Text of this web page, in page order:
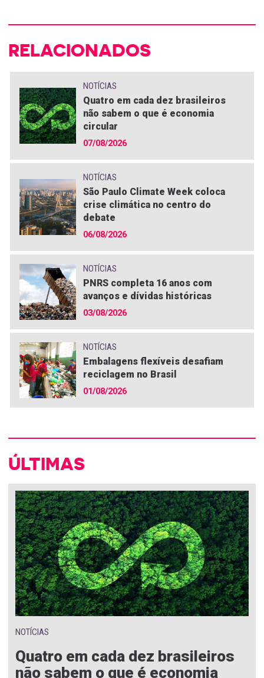
RELACIONADOS
NOTÍCIAS
Quatro em cada dez brasileiros
não sabem o que é economia
circular
07/08/2026
NOTÍCIAS
São Paulo Climate Week coloca
crise climática no centro do
debate
06/08/2026
NOTÍCIAS
PNRS completa 16 anos com
avanços e dívidas históricas
03/08/2026
NOTÍCIAS
Embalagens flexíveis desafiam
reciclagem no Brasil
01/08/2026
ÚLTIMAS
NOTÍCIAS
Quatro em cada dez brasileiros
não sabem o que é economia